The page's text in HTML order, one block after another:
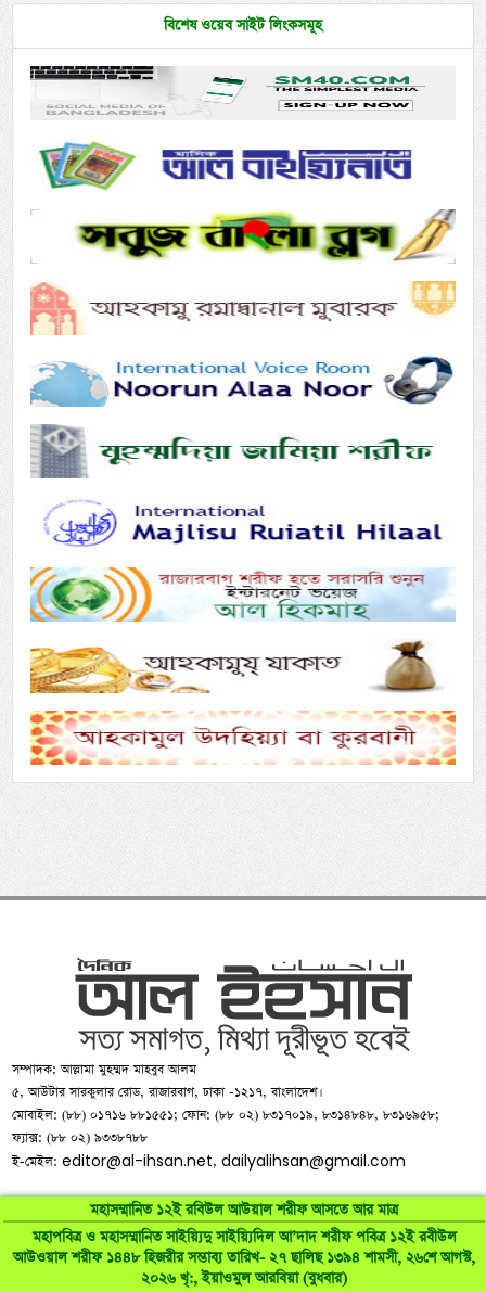
মহাসম্মানিত ১২ই রবিউল আউয়াল শরীফ আসতে আর মাত্র
মহাপবিত্র ও মহাসম্মানিত সাইয়্যিদু সাইয়্যিদিল আ’দাদ শরীফ পবিত্র ১২ই রবীউল
আউওয়াল শরীফ ১৪৪৮ হিজরীর সম্ভাব্য তারিখ- ২৭ ছালিছ ১৩৯৪ শামসী, ২৬শে আগস্ট,
২০২৬ খৃ:, ইয়াওমুল আরবিয়া (বুধবার)
বিশেষ ওয়েব সাইট লিংকসমূহ
সম্পাদক: আল্লামা মুহম্মদ মাহবুব আলম
৫, আউটার সারকুলার রোড, রাজারবাগ, ঢাকা -১২১৭, বাংলাদেশ।
মোবাইল: (৮৮) ০১৭১৬ ৮৮১৫৫১; ফোন: (৮৮ ০২) ৮৩১৭০১৯, ৮৩১৪৮৪৮, ৮৩১৬৯৫৮;
ফ্যাক্স: (৮৮ ০২) ৯৩৩৮৭৮৮
ই-মেইল:editor@al-ihsan.net,dailyalihsan@gmail.com
2007-2026. All Rights Reserved | Developed by: